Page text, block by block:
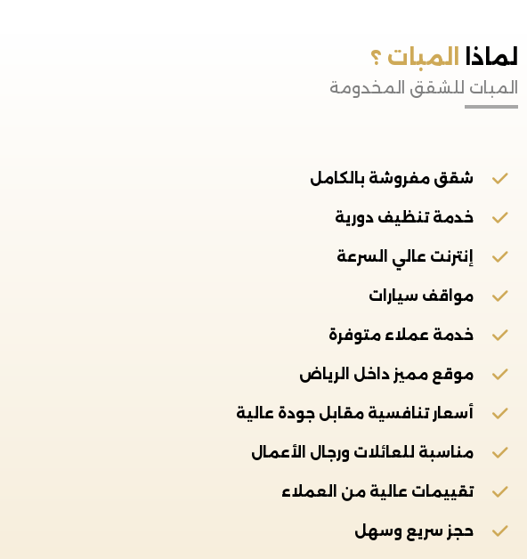
لماذا المبات ؟
المبات للشقق المخدومة
شقق مفروشة بالكامل
خدمة تنظيف دورية
إنترنت عالي السرعة
مواقف سيارات
خدمة عملاء متوفرة
موقع مميز داخل الرياض
أسعار تنافسية مقابل جودة عالية
مناسبة للعائلات ورجال الأعمال
تقييمات عالية من العملاء
حجز سريع وسهل